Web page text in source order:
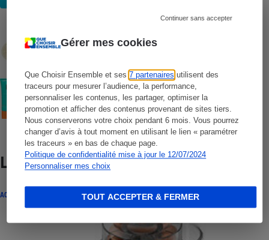
Gérer mes cookies
Que Choisir Ensemble et ses7 partenaires utilisent des
traceurs pour mesurer l’audience, la performance,
personnaliser les contenus, les partager, optimiser la
promotion et afficher des contenus provenant de sites tiers.
Nous conserverons votre choix pendant 6 mois. Vous pourrez
changer d’avis à tout moment en utilisant le lien « paramétrer
les traceurs » en bas de chaque page.
Politique de confidentialité mise à jour le 12/07/2024
Personnaliser mes choix
Continuer sans accepter
TOUT ACCEPTER & FERMER
Crèmes solaires - Le protocole
COMMENT NOUS TESTONS
Crèmes solaires visage - Le protocole
Lire aussi
ACTUALITÉ